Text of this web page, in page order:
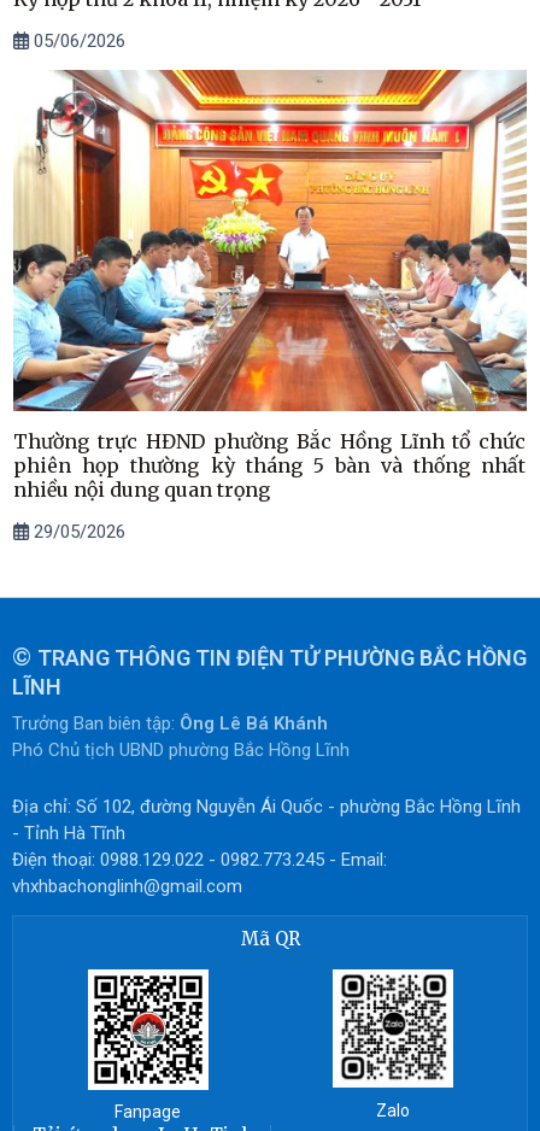
05/06/2026
Thường trực HĐND phường Bắc Hồng Lĩnh tổ chức
phiên họp thường kỳ tháng 5 bàn và thống nhất
nhiều nội dung quan trọng
29/05/2026
© TRANG THÔNG TIN ĐIỆN TỬ PHƯỜNG BẮC HỒNG
LĨNH
Trưởng Ban biên tập: Ông Lê Bá Khánh
Phó Chủ tịch UBND phường Bắc Hồng Lĩnh
Địa chỉ: Số 102, đường Nguyễn Ái Quốc - phường Bắc Hồng Lĩnh
- Tỉnh Hà Tĩnh
Điện thoại: 0988.129.022 - 0982.773.245 - Email:
vhxhbachonglinh@gmail.com
Mã QR
Fanpage Zalo